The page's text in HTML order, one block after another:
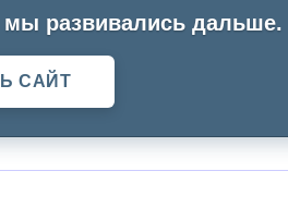
развивались дальше.
САЙТ